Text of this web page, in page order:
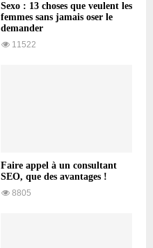
Sexo : 13 choses que veulent les
femmes sans jamais oser le
demander
11522
Faire appel à un consultant
SEO, que des avantages !
8805